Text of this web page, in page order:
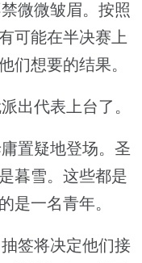
微微皱眉。按照
可能在半决赛上
们想要的结果。
出代表上台了。
置疑地登场。圣
暮雪。这些都是
是一名青年。
签将决定他们接